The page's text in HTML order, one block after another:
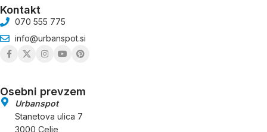
Kontakt
070 555 775
info@urbanspot.si
Osebni prevzem
Urbanspot
Stanetova ulica 7
3000 Celje